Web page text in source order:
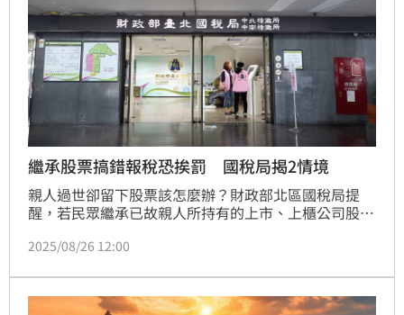
繼承股票搞錯報稅恐挨罰 國稅局揭2情境
親人過世卻留下股票該怎麼辦？財政部北區國稅局提
醒，若民眾繼承已故親人所持有的上市、上櫃公司股
的股利，也需依照不同情況正確申報課稅。關鍵在於比
日」的先後順序，才能避免漏報、報錯，影響稅務負
擔。
2025/08/26 12:00